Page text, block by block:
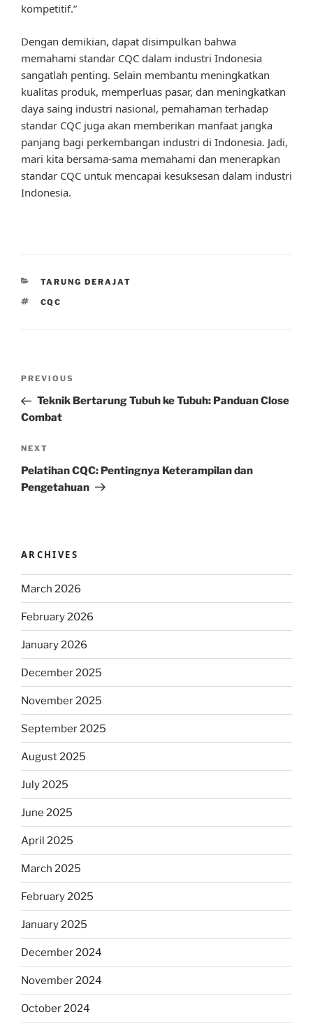
kompetitif.”
Dengan demikian, dapat disimpulkan bahwa
memahami standar CQC dalam industri Indonesia
sangatlah penting. Selain membantu meningkatkan
kualitas produk, memperluas pasar, dan meningkatkan
daya saing industri nasional, pemahaman terhadap
standar CQC juga akan memberikan manfaat jangka
panjang bagi perkembangan industri di Indonesia. Jadi,
mari kita bersama-sama memahami dan menerapkan
standar CQC untuk mencapai kesuksesan dalam industri
Indonesia.
CATEGORIES
TARUNG DERAJAT
TAGS
CQC
Previous
Post
PREVIOUS
Teknik Bertarung Tubuh ke Tubuh: Panduan Close
Combat
Next
Post
NEXT
Pelatihan CQC: Pentingnya Keterampilan dan
Pengetahuan
ARCHIVES
March 2026
February 2026
January 2026
December 2025
November 2025
September 2025
August 2025
July 2025
June 2025
April 2025
March 2025
February 2025
January 2025
December 2024
November 2024
October 2024